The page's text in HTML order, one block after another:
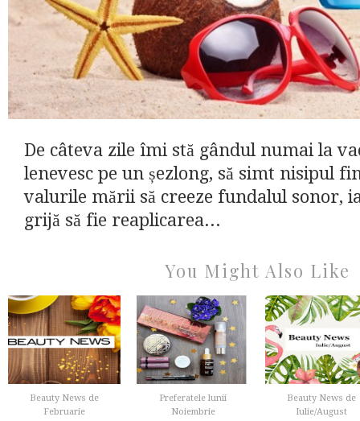
De câteva zile îmi stă gândul numai la
lenevesc pe un șezlong, să simt nisipul
valurile mării să creeze fundalul sonor,
grijă să fie reaplicarea...
You Might Also Like
Beauty News de
Februarie
Preferatele lunii
Noiembrie
Beauty News de
Iulie/August